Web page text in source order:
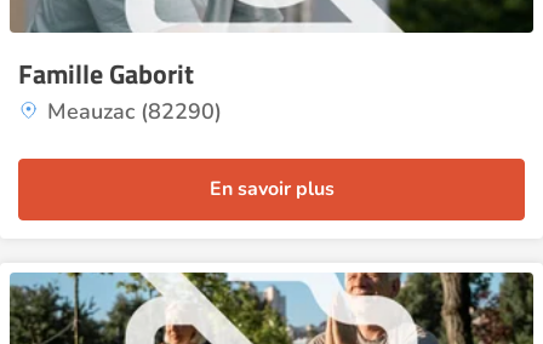
Famille Gaborit
Meauzac (82290)
En savoir plus